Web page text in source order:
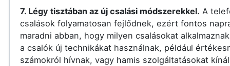
7. Légy tisztában az új csalási módszerekkel. A
csalások folyamatosan fejlődnek, ezért fontos
maradni abban, hogy milyen csalásokat
a csalók új technikákat használnak, például
számokról hívnak, vagy hamis szolgáltatásokat